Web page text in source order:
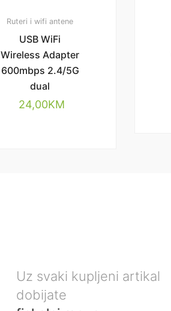
Ruteri i wifi antene
USB WiFi
Wireless Adapter
600mbps 2.4/5G
dual
24,00KM
Uz svaki kupljeni artikal
dobijate